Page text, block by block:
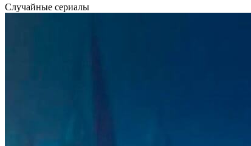
Случайные сериалы